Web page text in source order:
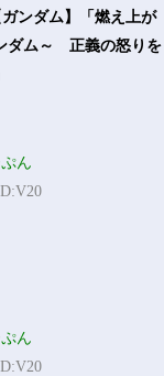
ん
ん